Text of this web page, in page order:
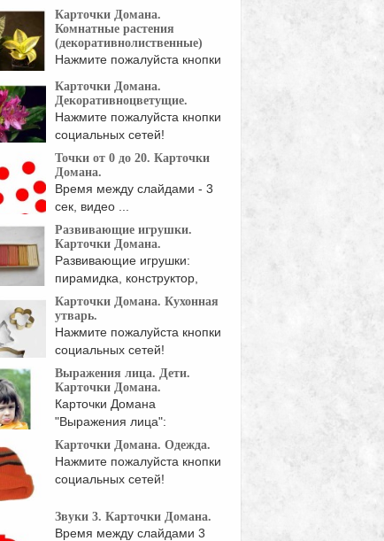
девочка ...
Карточки Домана.
Комнатные растения
(декоративнолиственные)
Нажмите пожалуйста кнопки
Карточки Домана.
Декоративноцветущие.
Нажмите пожалуйста кнопки
социальных сетей!
Точки от 0 до 20. Карточки
Домана.
Время между слайдами - 3
сек, видео ...
Развивающие игрушки.
Карточки Домана.
Развивающие игрушки:
пирамидка, конструктор,
пазл, трехмерный ...
Карточки Домана. Кухонная
утварь.
Нажмите пожалуйста кнопки
социальных сетей!
Выражения лица. Дети.
Карточки Домана.
Карточки Домана
"Выражения лица":
Серьезное, грустное,
недовольное, нахмуренное,
Карточки Домана. Одежда.
Нажмите пожалуйста кнопки
социальных сетей!
Звуки 3. Карточки Домана.
Время между слайдами 3